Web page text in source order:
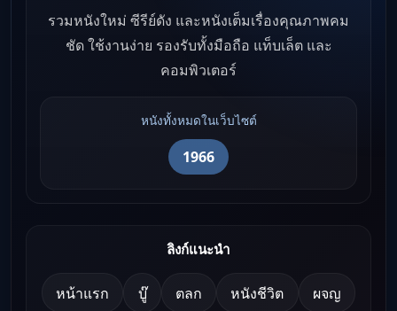
รวมหนังใหม่ ซีรีย์ดัง และหนังเต็มเรื่องคุณภาพคม
ชัด ใช้งานง่าย รองรับทั้งมือถือ แท็บเล็ต และ
คอมพิวเตอร์
หนังทั้งหมดในเว็บไซต์
1966
ลิงก์แนะนำ
หน้าแรก บู๊ ตลก หนังชีวิต ผจญ